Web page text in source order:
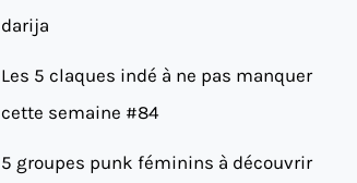
darija
Les 5 claques indé à ne pas manquer
cette semaine #84
5 groupes punk féminins à découvrir